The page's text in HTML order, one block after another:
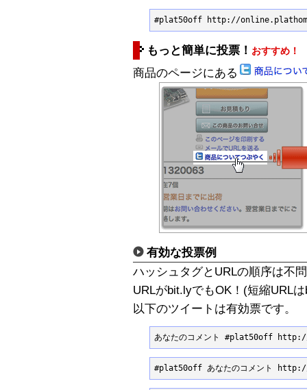
#plat50off http://
もっと簡単に投票！ おすすめ！
商品のページにある
有効な投票例
ハッシュタグとURLの順序は不
URLがbit.lyでもOK！(短縮URL
以下のツイートは有効票です。
あなたのコメント #plat50off
#plat50off あなたのコメント